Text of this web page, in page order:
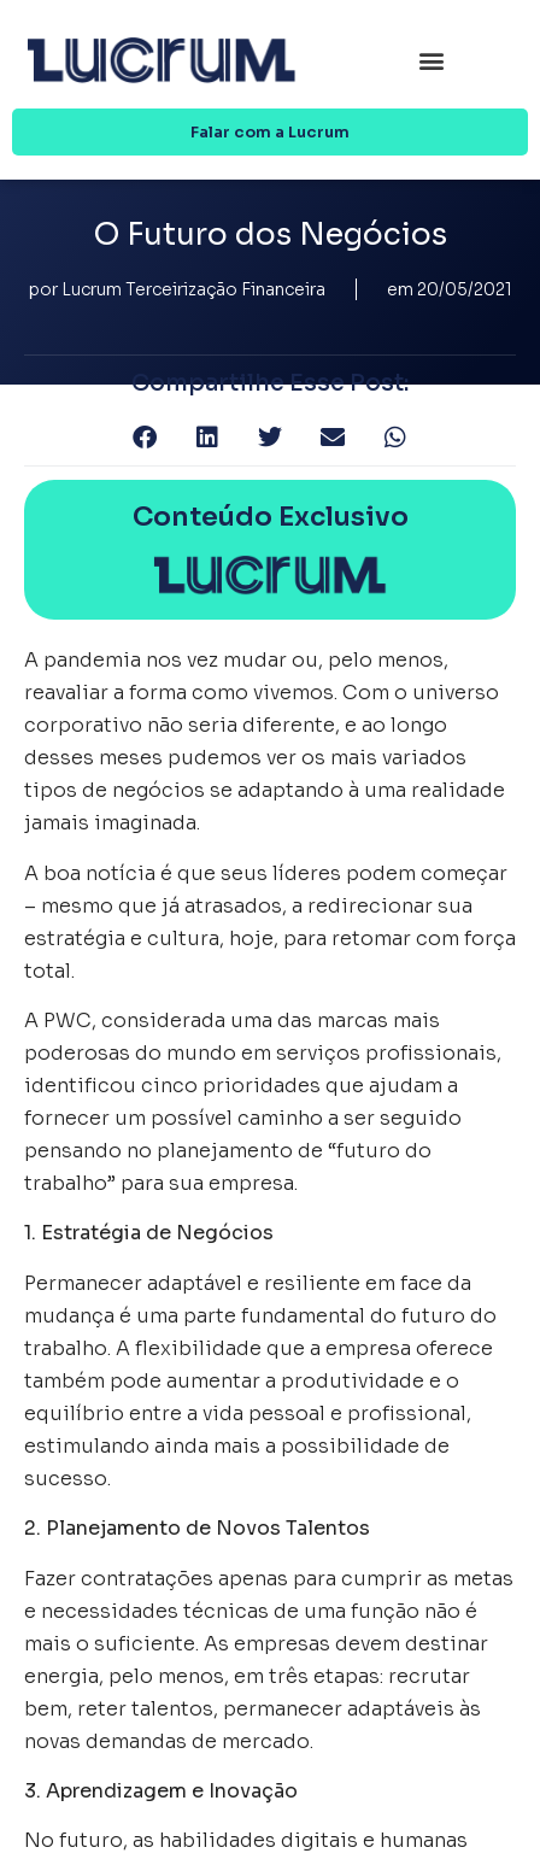
Falar com a Lucrum
O Futuro dos Negócios
porLucrum Terceirização Financeira em 20/05/2021
Compartilhe Esse Post:
Conteúdo Exclusivo
A pandemia nos vez mudar ou, pelo menos,
reavaliar a forma como vivemos. Com o universo
corporativo não seria diferente, e ao longo
desses meses pudemos ver os mais variados
tipos de negócios se adaptando à uma realidade
jamais imaginada.
A boa notícia é que seus líderes podem começar
– mesmo que já atrasados, a redirecionar sua
estratégia e cultura, hoje, para retomar com força
total.
A PWC, considerada uma das marcas mais
poderosas do mundo em serviços profissionais,
identificou cinco prioridades que ajudam a
fornecer um possível caminho a ser seguido
pensando no planejamento de “futuro do
trabalho” para sua empresa.
1. Estratégia de Negócios
Permanecer adaptável e resiliente em face da
mudança é uma parte fundamental do futuro do
trabalho. A flexibilidade que a empresa oferece
também pode aumentar a produtividade e o
equilíbrio entre a vida pessoal e profissional,
estimulando ainda mais a possibilidade de
sucesso.
2. Planejamento de Novos Talentos
Fazer contratações apenas para cumprir as metas
e necessidades técnicas de uma função não é
mais o suficiente. As empresas devem destinar
energia, pelo menos, em três etapas: recrutar
bem, reter talentos, permanecer adaptáveis às
novas demandas de mercado.
3. Aprendizagem e Inovação
No futuro, as habilidades digitais e humanas